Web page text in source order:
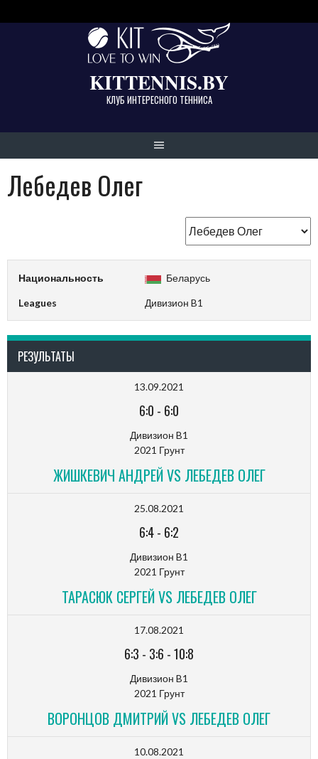
KITTENNIS.BY
КЛУБ ИНТЕРЕСНОГО ТЕННИСА
Лебедев Олег
Национальность Беларусь
Leagues Дивизион B1
РЕЗУЛЬТАТЫ
13.09.2021
6:0 - 6:0
Дивизион B1
2021 Грунт
ЖИШКЕВИЧ АНДРЕЙ VS ЛЕБЕДЕВ ОЛЕГ
25.08.2021
6:4- 6:2
Дивизион B1
2021 Грунт
ТАРАСЮК СЕРГЕЙ VS ЛЕБЕДЕВ ОЛЕГ
17.08.2021
6:3 - 3:6 -10:8
Дивизион B1
2021 Грунт
ВОРОНЦОВ ДМИТРИЙ VS ЛЕБЕДЕВ ОЛЕГ
10.08.2021